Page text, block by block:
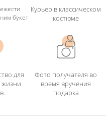
букет
Курьер в классическом
костюме
для
жизни
Фото получателя во
время вручения
подарка